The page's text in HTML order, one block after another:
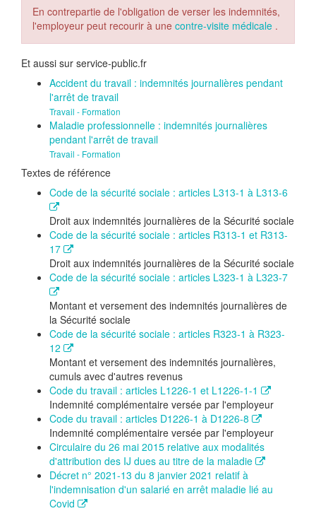
En contrepartie de l'obligation de verser les indemnités,
l'employeur peut recourir à une contre-visite médicale .
Et aussi sur service-public.fr
Accident du travail : indemnités journalières pendant
l'arrêt de travail
Travail - Formation
Maladie professionnelle : indemnités journalières
pendant l'arrêt de travail
Travail - Formation
Textes de référence
Code de la sécurité sociale : articles L313-1 à L313-6
Droit aux indemnités journalières de la Sécurité sociale
Code de la sécurité sociale : articles R313-1 et R313-
17
Droit aux indemnités journalières de la Sécurité sociale
Code de la sécurité sociale : articles L323-1 à L323-7
Montant et versement des indemnités journalières de
la Sécurité sociale
Code de la sécurité sociale : articles R323-1 à R323-
12
Montant et versement des indemnités journalières,
cumuls avec d'autres revenus
Code du travail : articles L1226-1 et L1226-1-1
Indemnité complémentaire versée par l'employeur
Code du travail : articles D1226-1 à D1226-8
Indemnité complémentaire versée par l'employeur
Circulaire du 26 mai 2015 relative aux modalités
d'attribution des IJ dues au titre de la maladie
Décret n° 2021-13 du 8 janvier 2021 relatif à
l'indemnisation d'un salarié en arrêt maladie lié au
Covid